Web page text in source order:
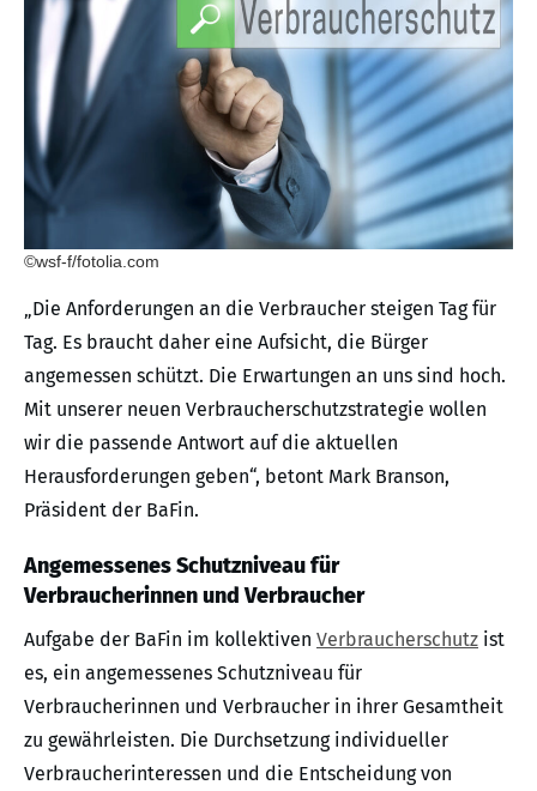
©wsf-f/fotolia.com
„Die Anforderungen an die Verbraucher steigen Tag für
Tag. Es braucht daher eine Aufsicht, die Bürger
angemessen schützt. Die Erwartungen an uns sind hoch.
Mit unserer neuen Verbraucherschutzstrategie wollen
wir die passende Antwort auf die aktuellen
Herausforderungen geben“, betont Mark Branson,
Präsident der BaFin.
Angemessenes Schutzniveau für
Verbraucherinnen und Verbraucher
Aufgabe der BaFin im kollektiven Verbraucherschutz ist
es, ein angemessenes Schutzniveau für
Verbraucherinnen und Verbraucher in ihrer Gesamtheit
zu gewährleisten. Die Durchsetzung individueller
Verbraucherinteressen und die Entscheidung von